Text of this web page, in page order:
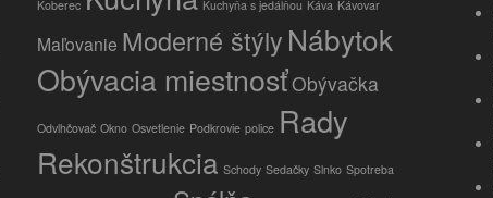
Koberec Kuchyňa s jedálňou Káva Kávovar
Maľovanie Moderné štýly Nábytok
Obývacia miestnosťObývačka
Odvlhčovač Okno Osvetlenie Podkrovie police Rady
Rekonštrukcia Schody Sedačky Slnko Spotreba